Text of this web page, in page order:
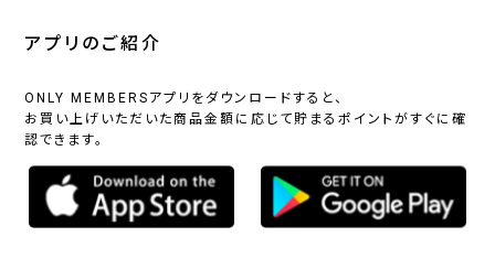
アプリのご紹介
ONLY MEMBERSアプリをダウンロードすると、
お買い上げいただいた商品金額に応じて貯まるポイントがすぐに確
認できます。